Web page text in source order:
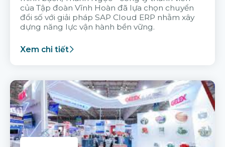
của Tập đoàn Vĩnh Hoàn đã lựa chọn chuyển
đổi số với giải pháp SAP Cloud ERP nhằm xây
dựng năng lực vận hành bền vững.
Xem chi tiết